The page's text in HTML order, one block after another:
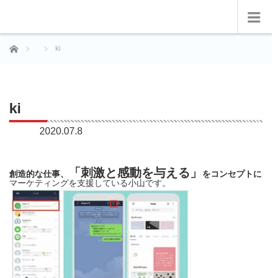
ホーム ki
ki
2020.07.8
創造的な仕事、 「刺激と感動を与える」
をコンセプトに
マーケティングを支援している小山です。